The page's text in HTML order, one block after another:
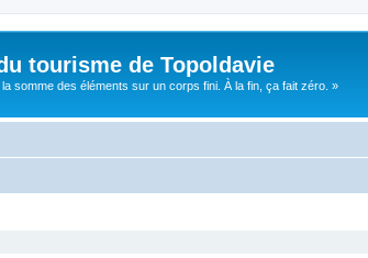
tourisme de Topoldavie
somme des éléments sur un corps fini. À la fin, ça fait zéro. »